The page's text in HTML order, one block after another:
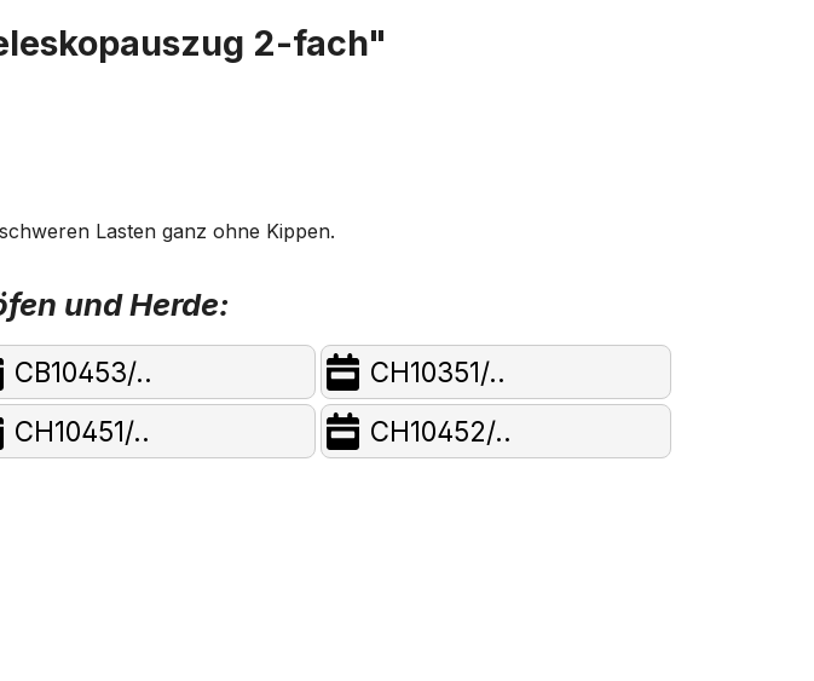
2-fach"
Lasten ganz ohne Kippen.
und Herde:
CB10453/..
CH10351/..
CH10451/..
CH10452/..